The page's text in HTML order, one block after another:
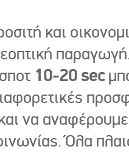
και
10-20 sec
να
Όλα